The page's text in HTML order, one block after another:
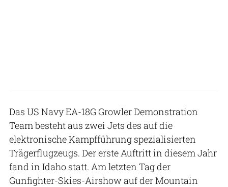
Das US Navy EA-18G Growler Demonstration
Team besteht aus zwei Jets des auf die
elektronische Kampfführung spezialisierten
Trägerflugzeugs. Der erste Auftritt in diesem Jahr
fand in Idaho statt. Am letzten Tag der
Gunfighter-Skies-Airshow auf der Mountain